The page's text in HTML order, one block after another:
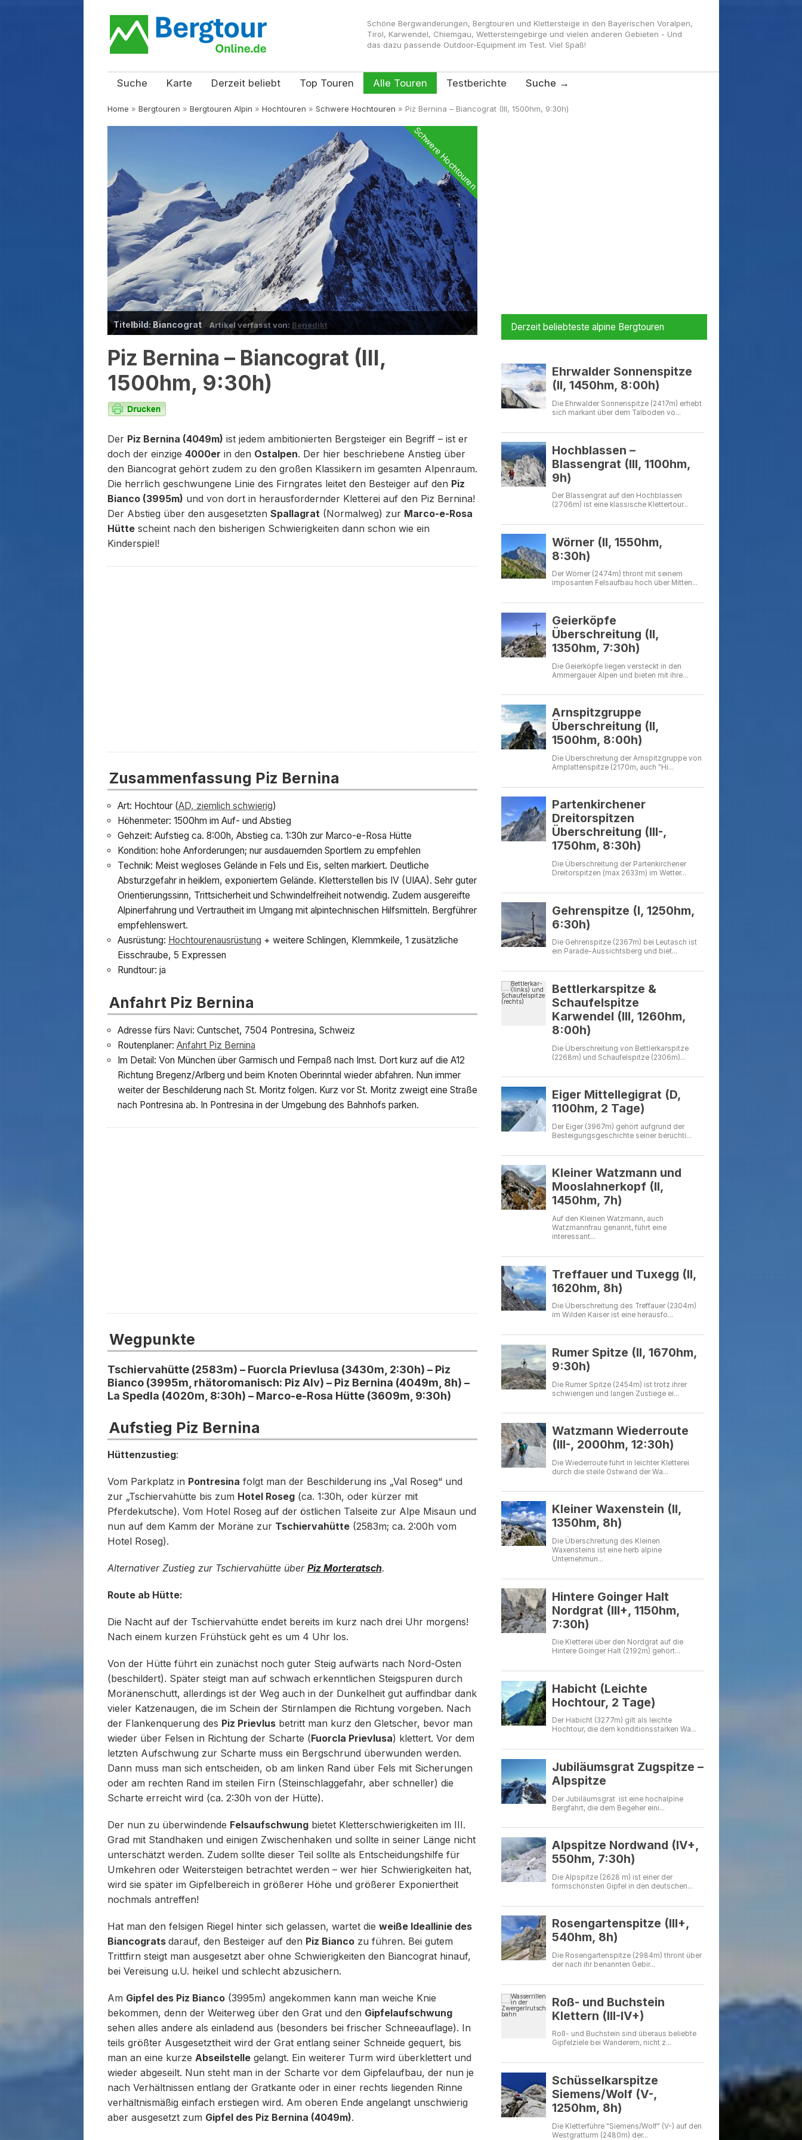
Schöne Bergwanderungen, Bergtouren und Klettersteige in den Bayerischen Voralpen,
Tirol, Karwendel, Chiemgau, Wettersteingebirge und vielen anderen Gebieten - Und
das dazu passende Outdoor-Equipment im Test. Viel Spaß!
Suche Karte Derzeit beliebt Top Touren Alle Touren Testberichte Suche →
Home » Bergtouren » Bergtouren Alpin » Hochtouren » Schwere Hochtouren » Piz Bernina – Biancograt (III, 1500hm, 9:30h)
Schwere Hochtouren
Titelbild: Biancograt Artikel verfasst von: Benedikt
Piz Bernina – Biancograt (III,
1500hm, 9:30h)
Der Piz Bernina (4049m) ist jedem ambitionierten Bergsteiger ein Begriff – ist er
doch der einzige 4000er in den Ostalpen. Der hier beschriebene Anstieg über
den Biancograt gehört zudem zu den großen Klassikern im gesamten Alpenraum.
Die herrlich geschwungene Linie des Firngrates leitet den Besteiger auf den Piz
Bianco (3995m) und von dort in herausfordernder Kletterei auf den Piz Bernina!
Der Abstieg über den ausgesetzten Spallagrat(Normalweg) zur Marco-e-Rosa
Hüttescheint nach den bisherigen Schwierigkeiten dann schon wie ein
Kinderspiel!
Zusammenfassung Piz Bernina
Art: Hochtour (AD, ziemlich schwierig)
Höhenmeter: 1500hm im Auf- und Abstieg
Gehzeit: Aufstieg ca. 8:00h, Abstieg ca. 1:30h zur Marco-e-Rosa Hütte
Kondition: hohe Anforderungen; nur ausdauernden Sportlern zu empfehlen
Technik: Meist wegloses Gelände in Fels und Eis, selten markiert. Deutliche
Absturzgefahr in heiklem, exponiertem Gelände. Kletterstellen bis IV (UIAA). Sehr guter
Orientierungssinn, Trittsicherheit und Schwindelfreiheit notwendig. Zudem ausgereifte
Alpinerfahrung und Vertrautheit im Umgang mit alpintechnischen Hilfsmitteln. Bergführer
empfehlenswert.
Ausrüstung: Hochtourenausrüstung + weitere Schlingen, Klemmkeile, 1 zusätzliche
Eisschraube, 5 Expressen
Rundtour: ja
Anfahrt Piz Bernina
Adresse fürs Navi: Cuntschet, 7504 Pontresina, Schweiz
Routenplaner: Anfahrt Piz Bernina
Im Detail: Von München über Garmisch und Fernpaß nach Imst. Dort kurz auf die A12
Richtung Bregenz/Arlberg und beim Knoten Oberinntal wieder abfahren. Nun immer
weiter der Beschilderung nach St. Moritz folgen. Kurz vor St. Moritz zweigt eine Straße
nach Pontresina ab. In Pontresina in der Umgebung des Bahnhofs parken.
Wegpunkte
Tschiervahütte (2583m) – Fuorcla Prievlusa (3430m, 2:30h) – Piz
Bianco (3995m, rhätoromanisch: Piz Alv) – Piz Bernina (4049m, 8h) –
La Spedla (4020m, 8:30h) – Marco-e-Rosa Hütte (3609m, 9:30h)
Aufstieg Piz Bernina
Hüttenzustieg:
Vom Parkplatz in Pontresina folgt man der Beschilderung ins „Val Roseg“ und
zur „Tschiervahütte bis zum Hotel Roseg(ca. 1:30h, oder kürzer mit
Pferdekutsche). Vom Hotel Roseg auf der östlichen Talseite zur Alpe Misaun und
nun auf dem Kamm der Moräne zur Tschiervahütte(2583m; ca. 2:00h vom
Hotel Roseg).
Alternativer Zustieg zur Tschiervahütte über Piz Morteratsch.
Route ab Hütte:
Die Nacht auf der Tschiervahütte endet bereits im kurz nach drei Uhr morgens!
Nach einem kurzen Frühstück geht es um 4 Uhr los.
Von der Hütte führt ein zunächst noch guter Steig aufwärts nach Nord-Osten
(beschildert). Später steigt man auf schwach erkenntlichen Steigspuren durch
Moränenschutt, allerdings ist der Weg auch in der Dunkelheit gut auffindbar dank
vieler Katzenaugen, die im Schein der Stirnlampen die Richtung vorgeben. Nach
der Flankenquerung des Piz Prievlusbetritt man kurz den Gletscher, bevor man
wieder über Felsen in Richtung der Scharte ( Fuorcla Prievlusa) klettert. Vor dem
letzten Aufschwung zur Scharte muss ein Bergschrund überwunden werden.
Dann muss man sich entscheiden, ob am linken Rand über Fels mit Sicherungen
oder am rechten Rand im steilen Firn (Steinschlaggefahr, aber schneller) die
Scharte erreicht wird (ca. 2:30h von der Hütte).
Der nun zu überwindende Felsaufschwungbietet Kletterschwierigkeiten im III.
Grad mit Standhaken und einigen Zwischenhaken und sollte in seiner Länge nicht
unterschätzt werden. Zudem sollte dieser Teil sollte als Entscheidungshilfe für
Umkehren oder Weitersteigen betrachtet werden – wer hier Schwierigkeiten hat,
wird sie später im Gipfelbereich in größerer Höhe und größerer Exponiertheit
nochmals antreffen!
Hat man den felsigen Riegel hinter sich gelassen, wartet die weiße Ideallinie des
Biancograts darauf, den Besteiger auf den Piz Biancozu führen. Bei gutem
Trittfirn steigt man ausgesetzt aber ohne Schwierigkeiten den Biancograt hinauf,
bei Vereisung u.U. heikel und schlecht abzusichern.
Am Gipfel des Piz Bianco(3995m) angekommen kann man weiche Knie
bekommen, denn der Weiterweg über den Grat und den Gipfelaufschwung
sehen alles andere als einladend aus (besonders bei frischer Schneeauflage). In
teils größter Ausgesetztheit wird der Grat entlang seiner Schneide gequert, bis
man an eine kurze Abseilstellegelangt. Ein weiterer Turm wird überklettert und
wieder abgeseilt. Nun steht man in der Scharte vor dem Gipfelaufbau, der nun je
nach Verhältnissen entlang der Gratkante oder in einer rechts liegenden Rinne
verhältnismäßig einfach erstiegen wird. Am oberen Ende angelangt unschwierig
aber ausgesetzt zum Gipfel des Piz Bernina (4049m).
Derzeit beliebteste alpine Bergtouren